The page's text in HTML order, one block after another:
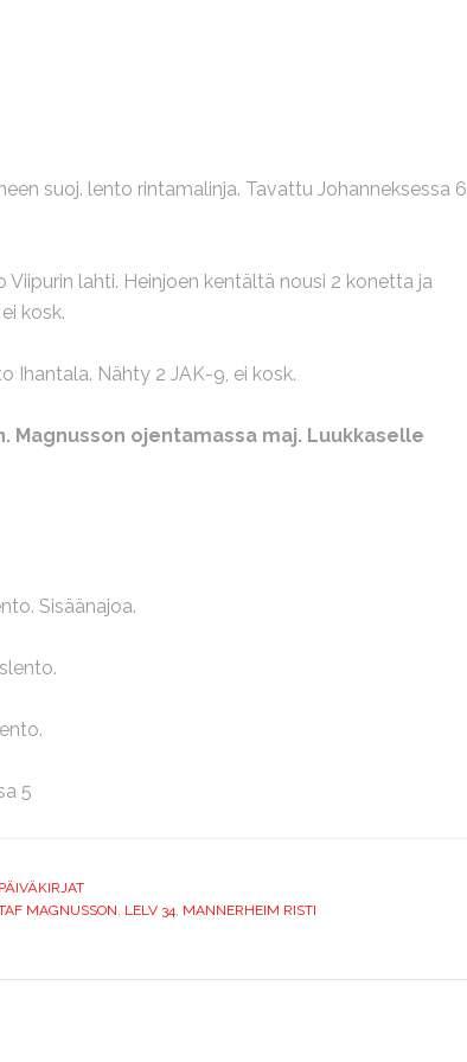
suoj. lento rintamalinja. Tavattu Johanneksessa 6
Viipurin lahti. Heinjoen kentältä nousi 2 konetta ja
kosk.
Ihantala. Nähty 2 JAK-9, ei kosk.
Magnusson ojentamassa maj. Luukkaselle
Sisäänajoa.
5
MAGNUSSON, LELV 34, MANNERHEIM RISTI